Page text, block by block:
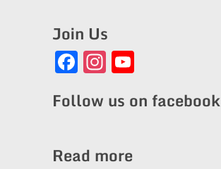
Join Us
Facebook
Instagram
YouTube
Follow us on facebook
Read more